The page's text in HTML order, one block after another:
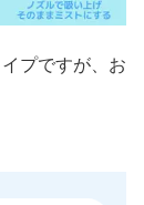
プですが、お